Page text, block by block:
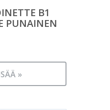
B1
PUNAINEN
»